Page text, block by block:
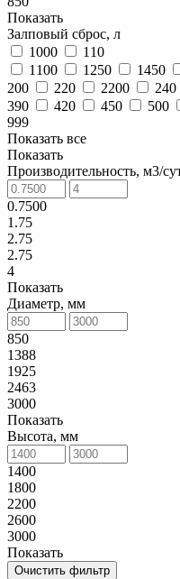
Показать
Залповый сброс, л
1000
110
1100
1250 1450
200
220 2200 240
390
420 450 500
999
Показать все
Показать
Производительность, м3/
0.7500
1.75
2.75
2.75
4
Показать
Диаметр, мм
850
1388
1925
2463
3000
Показать
Высота, мм
1400
1800
2200
2600
3000
Показать
Очистить фильтр